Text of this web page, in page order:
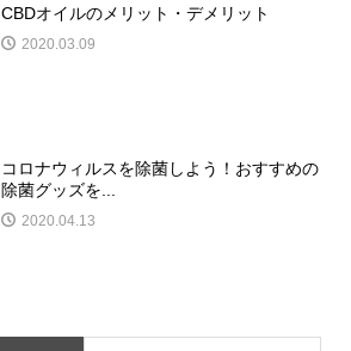
CBDオイルのメリット・デメリット
2020.03.09
コロナウィルスを除菌しよう！おすすめの
除菌グッズを...
2020.04.13